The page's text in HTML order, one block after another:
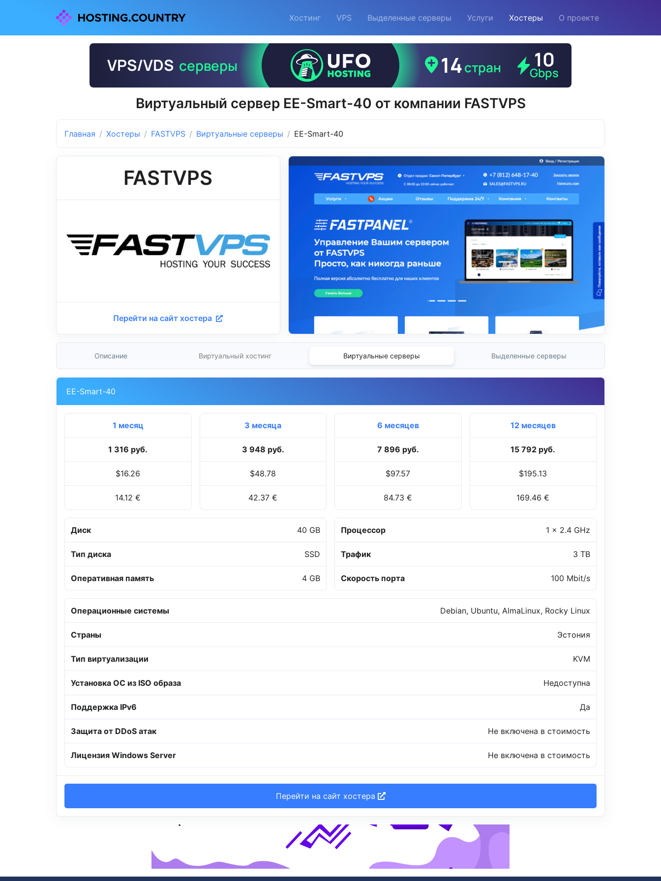
Хостинг VPS Выделенные серверы Услуги Хостеры О проекте
Виртуальный сервер EE-Smart-40 от компании FASTVPS
Главная Хостеры FASTVPS Виртуальные серверы EE-Smart-40
FASTVPS
Перейти на сайт хостера
Описание Виртуальный хостинг Виртуальные серверы Выделенные серверы
EE-Smart-40
1 месяц
1 316 руб.
$16.26
14.12 €
3 месяца
3 948 руб.
$48.78
42.37 €
6 месяцев
7 896 руб.
$97.57
84.73 €
12 месяцев
15 792 руб.
$195.13
169.46 €
Диск 40 GB
Тип диска SSD
Оперативная память 4 GB
Процессор 1 x 2.4 GHz
Трафик 3 TB
Скорость порта 100 Mbit/s
Операционные системы Debian, Ubuntu, AlmaLinux, Rocky Linux
Страны Эстония
Тип виртуализации KVM
Установка ОС из ISO образа Недоступна
Поддержка IPv6 Да
Защита от DDoS атак Не включена в стоимость
Лицензия Windows Server Не включена в стоимость
Перейти на сайт хостера